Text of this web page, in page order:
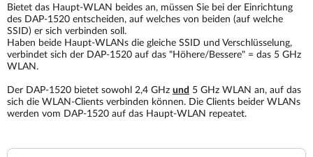
Bietet das Haupt-WLAN beides an, müssen Sie bei der Einrichtung
des DAP-1520 entscheiden, auf welches von beiden (auf welche
SSID) er sich verbinden soll.
Haben beide Haupt-WLANs die gleiche SSID und Verschlüsselung,
verbindet sich der DAP-1520 auf das "Höhere/Bessere" = das 5 GHz
WLAN.
Der DAP-1520 bietet sowohl 2,4 GHz und 5 GHz WLAN an, auf das
sich die WLAN-Clients verbinden können. Die Clients beider WLANs
werden vom DAP-1520 auf das Haupt-WLAN repeatet.